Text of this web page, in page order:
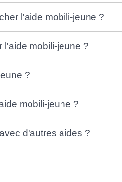
l'aide mobili-jeune ?
l'aide mobili-jeune ?
?
mobili-jeune ?
d'autres aides ?